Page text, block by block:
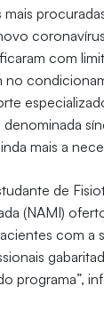
mais
com
denominada
mais a
de
(NAMI)
com a
programa”,